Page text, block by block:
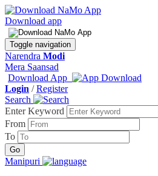
Download app
Toggle navigation
Narendra Modi
Mera Saansad
Download App
Login /Register
Search
Enter Keyword
From
To
Manipuri